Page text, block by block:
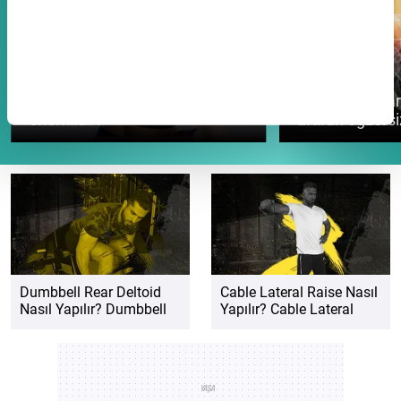
önemlidir?
Ayak bileği
artıran
Dumbbell Rear Deltoid
Nasıl Yapılır? Dumbbell
Bölgeyi Çalıştırır? En
Etkili Omuz Hareketleri
Cable Lateral Raise Nasıl
Yapılır? Cable Lateral
Çalıştırır? En Etkili Omuz
Hareketleri